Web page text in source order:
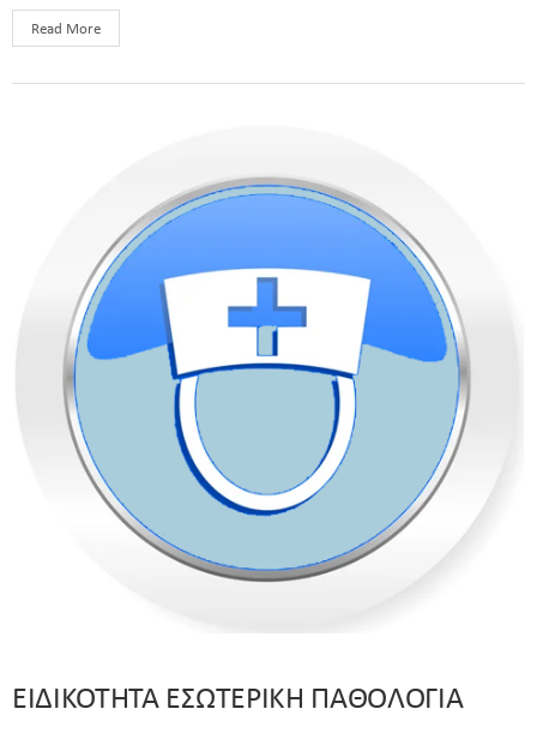
Read More
ΕΙΔΙΚΟΤΗΤΑ ΕΣΩΤΕΡΙΚΗ ΠΑΘΟΛΟΓΙΑ